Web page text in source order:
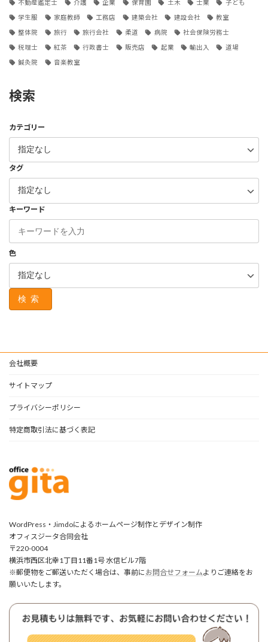
不動産鑑定士 介護 企業 保育園 土木 士業 子ども
学生服 家庭教師 工務店 建築会社 建設会社 教室
整体院 旅行 旅行会社 柔道 病院 社会保険労務士
税理士 紅茶 行政書士 販売店 起業 輸出入 道場
鍼灸院 音楽教室
検索
カテゴリー
タグ
キーワード
色
検索
会社概要
サイトマップ
プライバシーポリシー
特定商取引法に基づく表記
WordPress・Jimdoによるホームページ制作とデザイン制作
オフィスジータ合同会社
〒220-0004
横浜市西区北幸1丁目11番1号 水信ビル7階
※郵便物をご郵送いただく場合は、事前に お問合せフォームよりご連絡をお
願いいたします。